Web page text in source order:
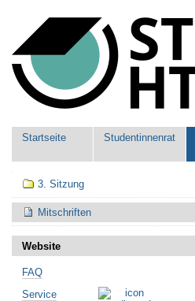
Werkzeuge
Sektionen
Startseite Studentinnenrat
Navigation
3. Sitzung
Mitschriften
Website
FAQ
Service